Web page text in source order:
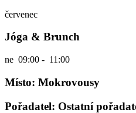
červenec
Jóga & Brunch
ne 09:00 - 11:00
Místo: Mokrovousy
Pořadatel: Ostatní